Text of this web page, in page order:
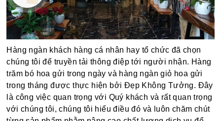
Hàng ngàn khách hàng cá nhân hay tổ chức đã chọn
chúng tôi để truyền tải thông điệp tới người nhận. Hàng
trăm bó hoa gửi trong ngày và hàng ngàn giỏ hoa gửi
trong tháng được thực hiện bởi Đẹp Không Tưởng. Đây
là công việc quan trọng với Quý khách và rất quan trọng
với chúng tôi, chúng tôi hiểu điều đó và luôn chăm chút